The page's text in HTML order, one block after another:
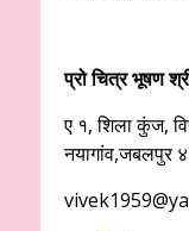
प्रोचित्र भूषण
ए १, शिला कुंज,
नयागांव,जबलपुर